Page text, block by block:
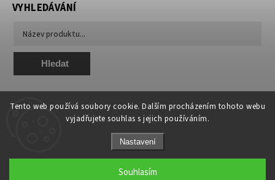
Tento web používá soubory cookie. Dalším procházením tohoto webu
vyjadřujete souhlas s jejich používáním.
Nastavení
Souhlasím
VYHLEDÁVÁNÍ
Hledat
NAROZNY concept - módní, originální a unikátní